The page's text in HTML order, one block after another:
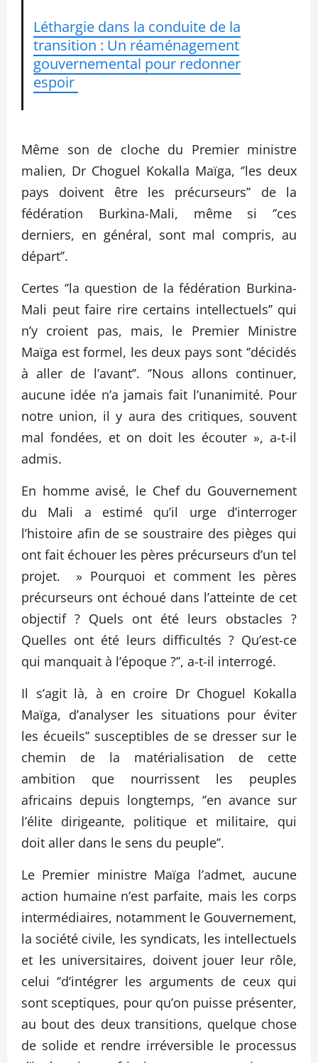
Léthargie dans la conduite de la
transition : Un réaménagement
gouvernemental pour redonner
espoir
Même son de cloche du Premier ministre
malien, Dr Choguel Kokalla Maïga, ‘’les deux
pays doivent être les précurseurs’’ de la
fédération Burkina-Mali, même si ‘’ces
derniers, en général, sont mal compris, au
départ’’.
Certes ‘’la question de la fédération Burkina-
Mali peut faire rire certains intellectuels’’ qui
n’y croient pas, mais, le Premier Ministre
Maïga est formel, les deux pays sont ‘’décidés
à aller de l’avant’’. ‘’Nous allons continuer,
aucune idée n’a jamais fait l’unanimité. Pour
notre union, il y aura des critiques, souvent
mal fondées, et on doit les écouter », a-t-il
admis.
En homme avisé, le Chef du Gouvernement
du Mali a estimé qu’il urge d’interroger
l’histoire afin de se soustraire des pièges qui
ont fait échouer les pères précurseurs d’un tel
projet. » Pourquoi et comment les pères
précurseurs ont échoué dans l’atteinte de cet
objectif ? Quels ont été leurs obstacles ?
Quelles ont été leurs difficultés ? Qu’est-ce
qui manquait à l’époque ?’’, a-t-il interrogé.
Il s’agit là, à en croire Dr Choguel Kokalla
Maïga, d’analyser les situations pour éviter
les écueils’’ susceptibles de se dresser sur le
chemin de la matérialisation de cette
ambition que nourrissent les peuples
africains depuis longtemps, ‘’en avance sur
l’élite dirigeante, politique et militaire, qui
doit aller dans le sens du peuple’’.
Le Premier ministre Maïga l’admet, aucune
action humaine n’est parfaite, mais les corps
intermédiaires, notamment le Gouvernement,
la société civile, les syndicats, les intellectuels
et les universitaires, doivent jouer leur rôle,
celui ‘’d’intégrer les arguments de ceux qui
sont sceptiques, pour qu’on puisse présenter,
au bout des deux transitions, quelque chose
de solide et rendre irréversible le processus